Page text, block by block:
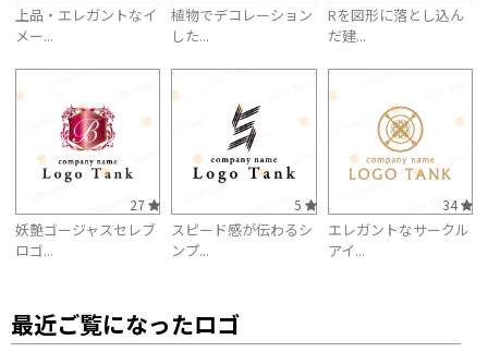
上品・エレガントなイ
メー...
植物でデコレーション
した...
Rを図形に落とし込ん
だ建...
27
妖艶ゴージャスセレブ
ロゴ...
5
スピード感が伝わるシ
ンプ...
34
エレガントなサークル
アイ...
最近ご覧になったロゴ